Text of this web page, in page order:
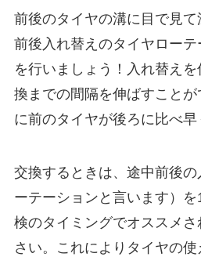
前後のタイヤの溝に目で見
前後入れ替えのタイヤロー
を行いましょう！入れ替え
換までの間隔を伸ばすこと
に前のタイヤが後ろに比べ早
交換するときは、 途中前後の
ーテーションと言います）
検のタイミングでオススメ
さい。これによりタイヤの使